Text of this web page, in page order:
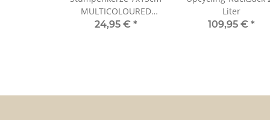
MULTICOLOURED
ETHNIC, Kapula
24,95 € *
Liter
109,95 € *